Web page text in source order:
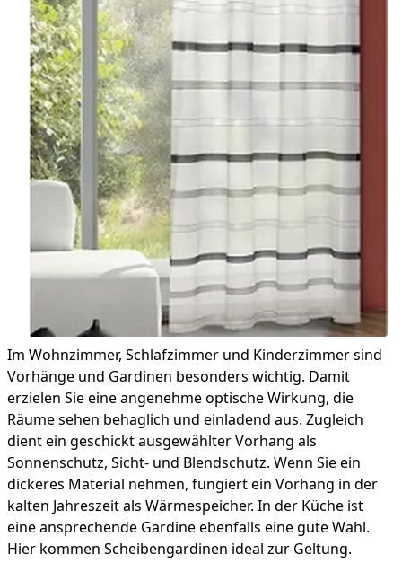
Im Wohnzimmer, Schlafzimmer und Kinderzimmer sind
Vorhänge und Gardinen besonders wichtig. Damit
erzielen Sie eine angenehme optische Wirkung, die
Räume sehen behaglich und einladend aus. Zugleich
dient ein geschickt ausgewählter Vorhang als
Sonnenschutz, Sicht- und Blendschutz. Wenn Sie ein
dickeres Material nehmen, fungiert ein Vorhang in der
kalten Jahreszeit als Wärmespeicher. In der Küche ist
eine ansprechende Gardine ebenfalls eine gute Wahl.
Hier kommen Scheibengardinen ideal zur Geltung.